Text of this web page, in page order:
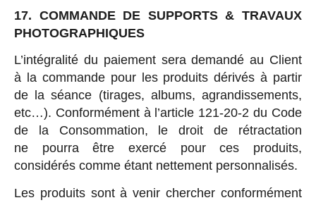
17. COMMANDE DE SUPPORTS & TRAVAUX
PHOTOGRAPHIQUES
L’intégralité du paiement sera demandé au Client
à la commande pour les produits dérivés à partir
de la séance (tirages, albums, agrandissements,
etc…). Conformément à l’article 121-­20-­2 du Code
de la Consommation, le droit de rétractation
ne pourra être exercé pour ces produits,
considérés comme étant nettement personnalisés.
Les produits sont à venir chercher conformément